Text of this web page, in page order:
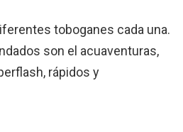
toboganes cada una.
son el acuaventuras,
rápidos y